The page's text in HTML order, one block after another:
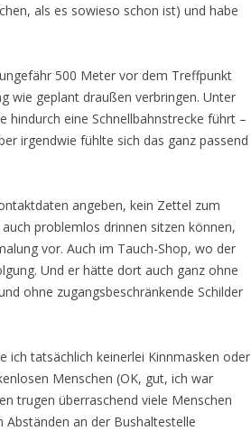
als es sowieso schon ist) und habe
500 Meter vor dem Treffpunkt
wie geplant draußen verbringen. Unter
hindurch eine Schnellbahnstrecke führt –
irgendwie fühlte sich das ganz passend
angeben, kein Zettel zum
problemlos drinnen sitzen können,
vor. Auch im Tauch-Shop, wo der
Und er hätte dort auch ganz ohne
ohne zugangsbeschränkende Schilder
ich tatsächlich keinerlei Kinnmasken oder
Menschen (OK, gut, ich war
trugen überraschend viele Menschen
Abständen an der Bushaltestelle